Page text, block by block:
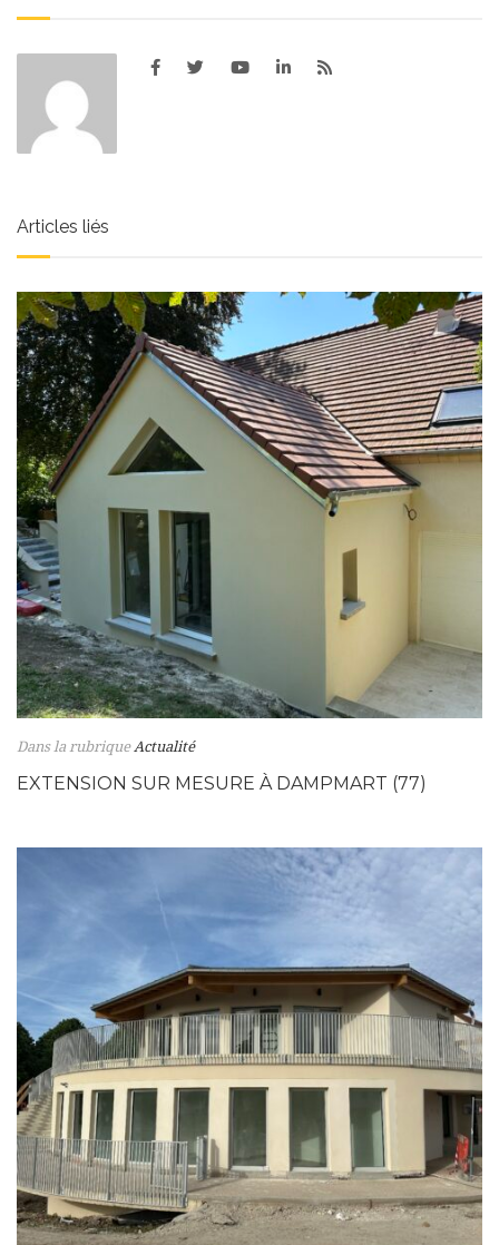
Articles liés
Dans la rubrique Actualité
EXTENSION SUR MESURE À DAMPMART (77)